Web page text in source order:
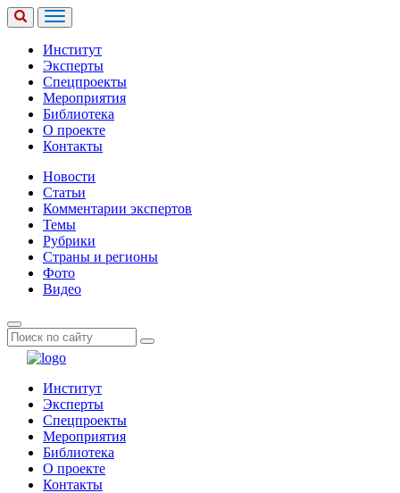
Институт
Эксперты
Спецпроекты
Мероприятия
Библиотека
О проекте
Контакты
Новости
Статьи
Комментарии экспертов
Темы
Рубрики
Страны и регионы
Фото
Видео
Институт
Эксперты
Спецпроекты
Мероприятия
Библиотека
О проекте
Контакты